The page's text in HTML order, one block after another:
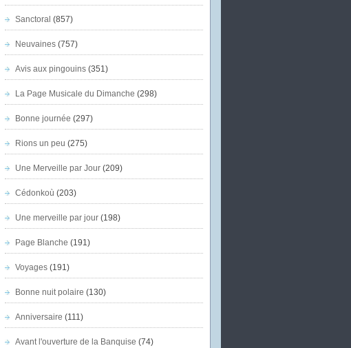
Sanctoral (857)
Neuvaines(757)
Avis aux pingouins(351)
La Page Musicale du Dimanche (298)
Bonne journée (297)
Rions un peu (275)
Une Merveille par Jour(209)
Cédonkoù (203)
Une merveille par jour(198)
Page Blanche (191)
Voyages(191)
Bonne nuit polaire (130)
Anniversaire (111)
Avant l'ouverture de la Banquise (74)